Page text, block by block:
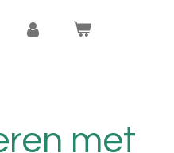
met